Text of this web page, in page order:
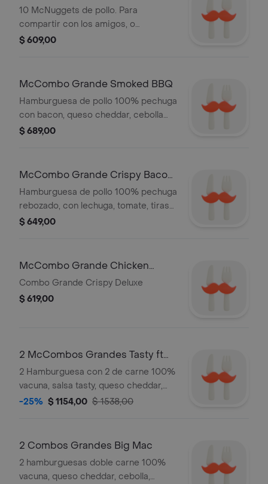
McNuggets 10unidades
10 McNuggets de pollo. Para
compartir con los amigos, o
esconderlos de ellos.
$ 609,00
McCombo Grande Smoked BBQ
Hamburguesa de pollo 100% pechuga
con bacon, queso cheddar, cebolla
fresca, barbacoa y pan de papa.
$ 689,00
McCombo Grande Crispy Bacon
Ranch
Hamburguesa de pollo 100% pechuga
rebozado, con lechuga, tomate, tiras
de bacon, pan de papa y la nueva
$ 649,00
McCombo Grande Chicken
Deluxe
Combo Grande Crispy Deluxe
$ 619,00
2 McCombos Grandes Tasty ft
Cuarto 2 carnes
2 Hamburguesa con 2 de carne 100%
vacuna, salsa tasty, queso cheddar,
cebolla, ketchup, mostaza en pan
-25% $ 1154,00 $ 1538,00
2 Combos Grandes Big Mac
2 hamburguesas doble carne 100%
vacuna, queso cheddar, cebolla,